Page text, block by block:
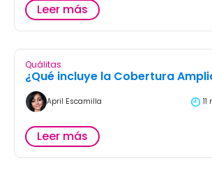
Leer más
Quálitas
¿Qué incluye la Cobertura
April Escamilla
Leer más